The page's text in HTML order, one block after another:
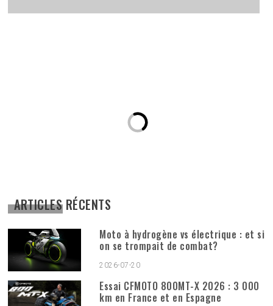
ARTICLES RÉCENTS
Moto à hydrogène vs électrique : et si
on se trompait de combat?
2026-07-20
Essai CFMOTO 800MT-X 2026 : 3 000
km en France et en Espagne